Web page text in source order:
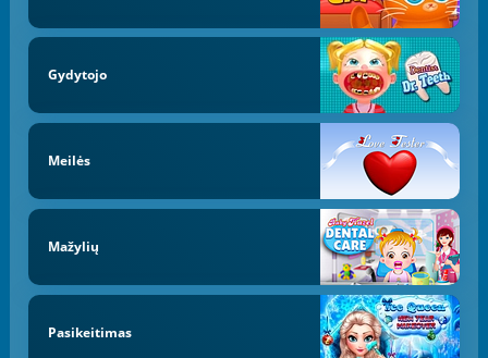
Gydytojo
Meilės
Mažylių
Pasikeitimas